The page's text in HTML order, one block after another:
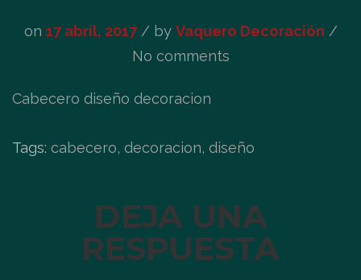
on 17 abril, 2017/ by Vaquero Decoración /
No comments
Cabecero diseño decoracion
Tags: cabecero, decoracion, diseño
DEJA UNA
RESPUESTA